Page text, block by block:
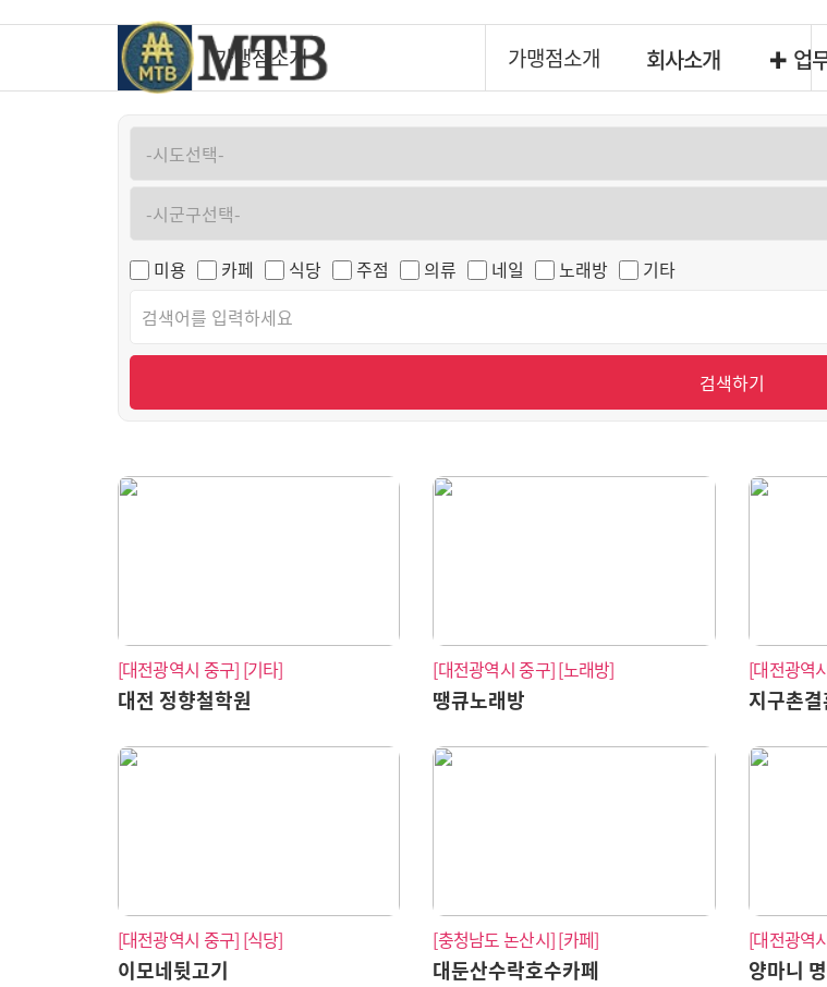
회사소개 업
가맹점소개 가맹점소개
미용 카페 식당 주점 의류 네일 노래방 기타
검색하기
[대전광역시 중구] [기타]
대전 정향철학원
[대전광역시 중구][노래방]
땡큐노래방
[대전광역
지구촌
[대전광역시 중구] [식당]
이모네뒷고기
[충청남도 논산시][카페]
대둔산수락호수카페
[대전광역
양마니